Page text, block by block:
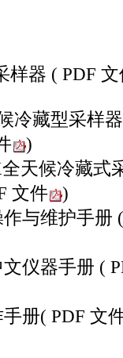
样器 ( PDF
冷藏型采样
)
天候冷藏式
文件
)
与维护手册 (
仪器手册 (
册( PDF 文